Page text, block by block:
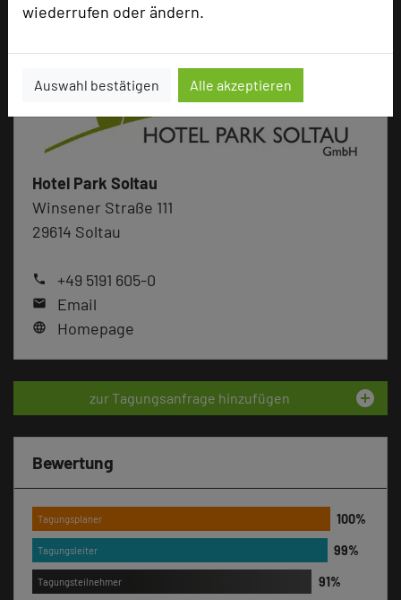
wiederrufen oder ändern.
Auswahl bestätigen Alle akzeptieren
Hotel Park Soltau
Winsener Straße 111
29614 Soltau
phone +49 5191 605-0
mail Email
language Homepage
zur Tagungsanfrage hinzufügen add_circle
Bewertung
Tagungsplaner
Tagungsleiter
Tagungsteilnehmer